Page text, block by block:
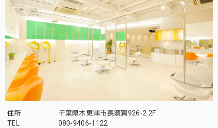
住所
千葉県木更津市長須賀926-2 2F
TEL
080-9406-1122